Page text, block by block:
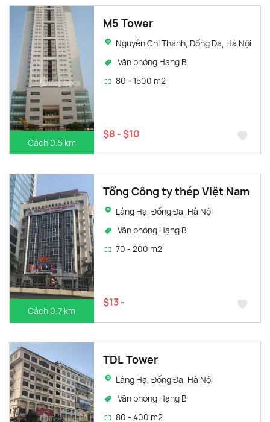
Cách 0.5 km
M5 Tower
Nguyễn Chí Thanh, Đống Đa, Hà Nội
Văn phòng Hạng B
80 - 1500 m2
$8 - $10
Cách 0.7 km
Tổng Công ty thép Việt Nam
Láng Hạ, Đống Đa, Hà Nội
Văn phòng Hạng B
70 - 200 m2
$13 -
TDL Tower
Láng Hạ, Đống Đa, Hà Nội
Văn phòng Hạng B
80 - 400 m2